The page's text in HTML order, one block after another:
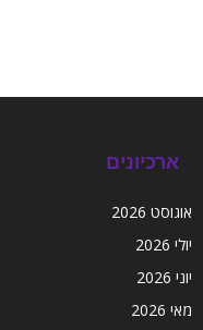
ארכיונים
אוגוסט 2026
יולי 2026
יוני 2026
מאי 2026